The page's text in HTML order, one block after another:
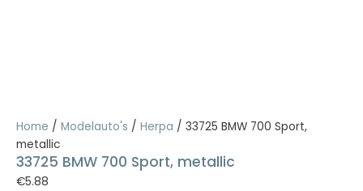
Home / Modelauto's / Herpa / 33725 BMW 700 Sport,
metallic
33725 BMW 700 Sport, metallic
€5.88